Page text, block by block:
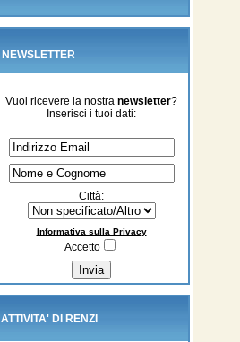
NEWSLETTER
Vuoi ricevere la nostra newsletter?
Inserisci i tuoi dati:
Città:
Informativa sulla Privacy
Accetto
ATTIVITA' DI RENZI